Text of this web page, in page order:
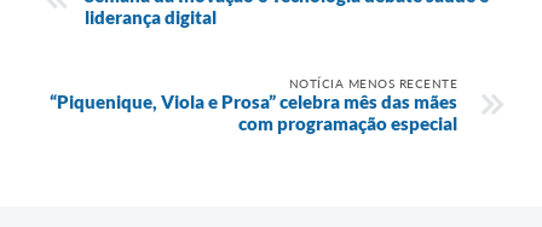
liderança digital
NOTÍCIA MENOS RECENTE
“Piquenique, Viola e Prosa” celebra mês das mães
com programação especial